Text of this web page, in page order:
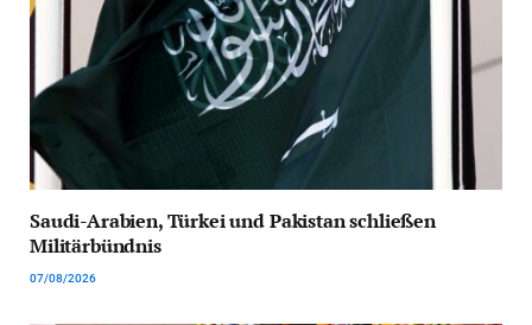
Saudi-Arabien, Türkei und Pakistan schließen
Militärbündnis
07/08/2026